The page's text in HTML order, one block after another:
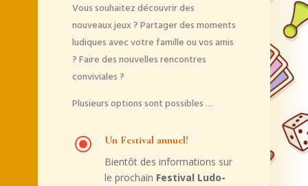
Vous souhaitez découvrir des
nouveaux jeux ? Partager des moments
ludiques avec votre famille ou vos amis
? Faire des nouvelles rencontres
conviviales ?
Plusieurs options sont possibles …
\ Un Festival annuel!
Bientôt des informations sur
le prochain Festival Ludo-